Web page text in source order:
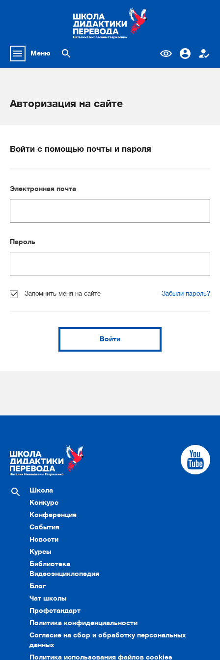
Меню
Авторизация на сайте
Войти с помощью почты и пароля
Электронная почта
Пароль
Запомнить меня на сайте Забыли пароль?
Войти
Школа
Конкурс
Конференция
События
Новости
Курсы
Библиотека
Видеоэнциклопедия
Блог
Чат школы
Профстандарт
Политика конфиденциальности
Согласие на сбор и обработку персональных
данных
Политика использования файлов cookies